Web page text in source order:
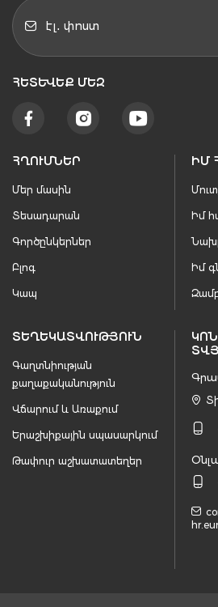
ՀԵՏԵՒԵՔ ՄԵԶ
ՀՂՈՒՄՆԵՐ
Մեր մասին
Տեսադարան
Գործընկերներ
Բլոգ
Կապ
ԻՄ
Իմ
Իմ
ՏԵՂԵԿԱՏՎՈՒԹՅՈՒՆ
Գաղտնիության
քաղաքականություն
Վճարում և Առաքում
Երաշխիքային սպասարկում
Թափուր աշխատատեղեր